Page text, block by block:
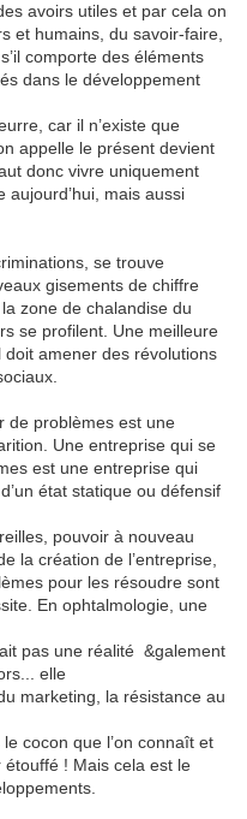
avoirs utiles et par cela on
et humains, du savoir-faire,
comporte des éléments
dans le développement
car il n’existe que
appelle le présent devient
donc vivre uniquement
mais aussi
se trouve
gisements de chiffre
zone de chalandise du
se profilent. Une meilleure
amener des révolutions
de problèmes est une
Une entreprise qui se
est une entreprise qui
état statique ou défensif
pouvoir à nouveau
la création de l’entreprise,
pour les résoudre sont
En ophtalmologie, une
pas une réalité &galement
elle
marketing, la résistance au
cocon que l’on connaît et
étouffé ! Mais cela est le